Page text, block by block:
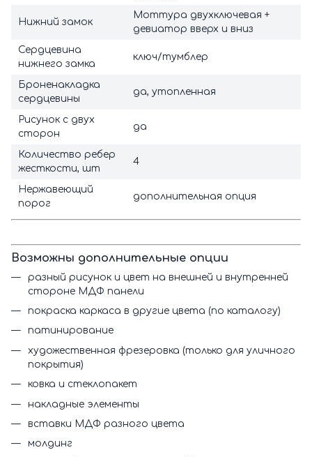
Нижний замок
Моттура двухключевая +
девиатор вверх и вниз
Сердцевина
нижнего замка
ключ/тумблер
Броненакладка
сердцевины
да, утопленная
Рисунок с двух
сторон
да
Количество ребер
жесткости, шт
4
Нержавеющий
порог
дополнительная опция
Возможны дополнительные опции
разный рисунок и цвет на внешней и внутренней
стороне МДФ панели
покраска каркаса в другие цвета (по каталогу)
патинирование
художественная фрезеровка (только для уличного
покрытия)
ковка и стеклопакет
накладные элементы
вставки МДФ разного цвета
молдинг